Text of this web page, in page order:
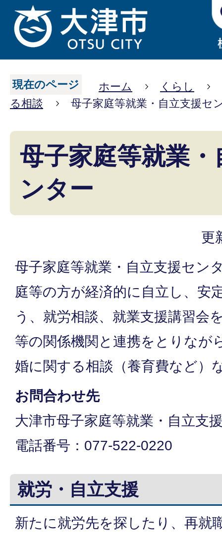
現在のページ ホーム
くらし
る相談
母子家庭等就業・自立支援セ
母子家庭等就業
ンター
更
母子家庭等就業・自立支援セン
庭等の方が経済的に自立し、安
う、就労相談、就業支援講習会
等の関係機関と連携をとりなが
婚に関する相談（養育費など）
お問合わせ先
大津市母子家庭等就業・自立支
電話番号：077-522-0220
就労・自立支援
新たに就労先を探したり、再就